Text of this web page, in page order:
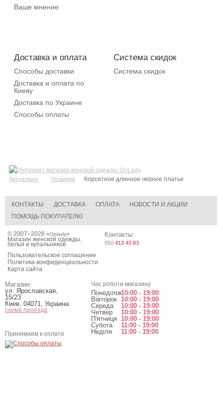
Ваше мнение
Доставка и оплата
Способы доставки
Доставка и оплата по
Киеву
Доставка по Украине
Способы оплаты
Система скидок
Система скидок
Актуально Новинки Корсетное длинное черное платье
КОНТАКТЫ ДОСТАВКА ОПЛАТА
НОВОСТИ И АКЦИИ
ПОМОЩЬ ПОКУПАТЕЛЮ
© 2007–2026 «Onlady»
Магазин женской одежды,
белья и купальников
Пользовательское соглашение
Политика конфиденциальности
Карта сайта
Контакты:
050 413 43 63
Магазин:
ул. Ярославская,
15/23
Киев, 04071, Украина
схема проезда
Час роботи магазину
Понеділок10:00 - 19:00
Вівторок 10:00 - 19:00
Середа
10:00 - 19:00
Четвер
10:00 - 19:00
П'ятниця 10:00 - 19:00
Субота
11:00 - 19:00
Неділя
11:00 - 19:00
Принимаем к оплате